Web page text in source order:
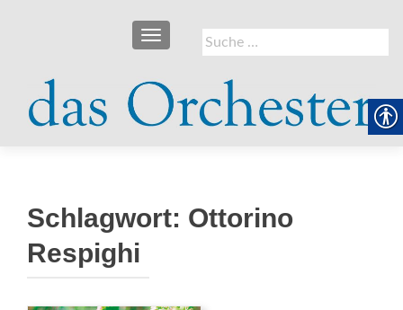
Suche
nach:
SCHALTE NAVIGATION
Schlagwort: Ottorino
Respighi